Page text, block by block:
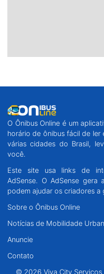
O Ônibus Online é um
horário de ônibus fácil de ler
várias cidades do Brasil,
você.
Este site usa links de
AdSense. O AdSense gera
podem ajudar os criadores a
Sobre o Ônibus Online
Notícias de Mobilidade
Anuncie
Contato
© 2026 Viva City